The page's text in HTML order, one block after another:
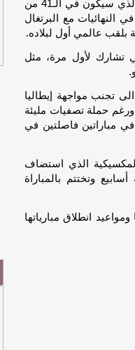
أما النجم المخضرم للنصر السعودي كريستيانو رونالدو الذي سيكون في الـ41 من
النهائيات مع البرتغال
بلقب عالمي أول لبلاده.
تشارك لأول مرة، مثل
تجنب مواجهة إيطاليا
أحرزت اللقب عام 2006 لكنها لم تتأهل منذ 2014. ورغم حملة تصفيات مليئة
في مباراتين فاصلتين في
المكسيكية الذي استضاف
ستة أسابيع وتختتم بالمباراة
انطلاق مبارياتها